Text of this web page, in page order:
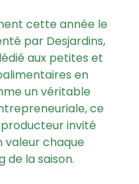
cette année le
par Desjardins,
aux petites et
en
un véritable
ce
invité
valeur chaque
de la saison.